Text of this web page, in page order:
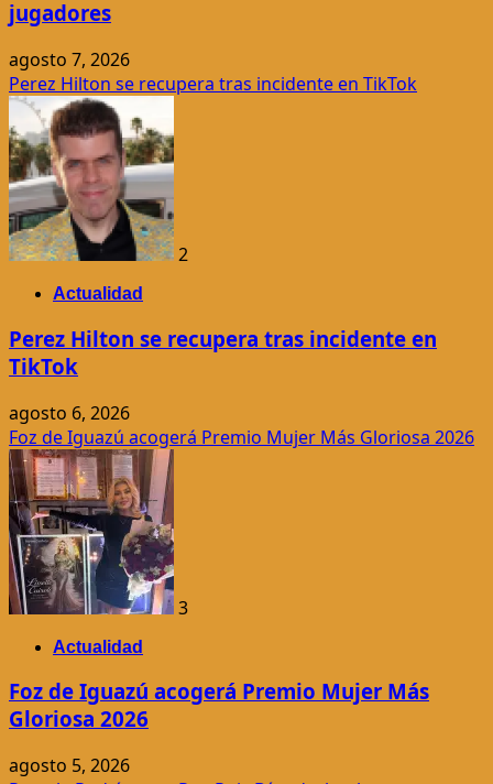
jugadores
agosto 7, 2026
Perez Hilton se recupera tras incidente en TikTok
2
Actualidad
Perez Hilton se recupera tras incidente en
TikTok
agosto 6, 2026
Foz de Iguazú acogerá Premio Mujer Más Gloriosa 2026
3
Actualidad
Foz de Iguazú acogerá Premio Mujer Más
Gloriosa 2026
agosto 5, 2026